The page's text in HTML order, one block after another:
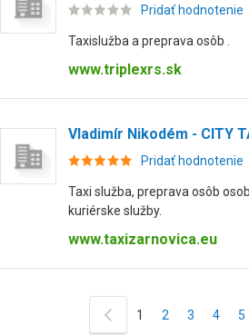
Pridať hodnotenie
Taxislužba a preprava osôb .
www.triplexrs.sk
Vladimír Nikodém - CITY
Pridať hodnotenie
Taxi služba, preprava osôb
kuriérske služby.
www.taxizarnovica.eu
1 2 3 4 5